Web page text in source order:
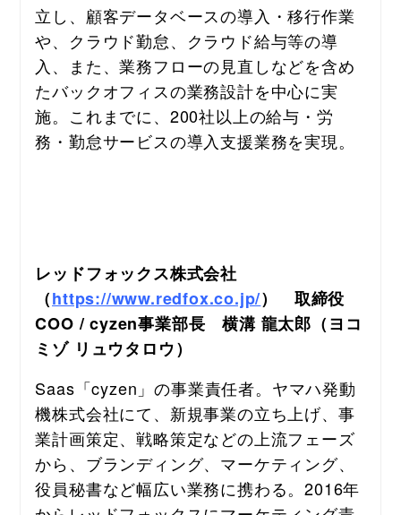
立し、顧客データベースの導入・移行作業
や、クラウド勤怠、クラウド給与等の導
入、また、業務フローの見直しなどを含め
たバックオフィスの業務設計を中心に実
施。これまでに、200社以上の給与・労
務・勤怠サービスの導入支援業務を実現。
レッドフォックス株式会社
（https://www.redfox.co.jp/）　取締役
COO / cyzen事業部長　横溝 龍太郎（ヨコ
ミゾ リュウタロウ）
Saas「cyzen」の事業責任者。ヤマハ発動
機株式会社にて、新規事業の立ち上げ、事
業計画策定、戦略策定などの上流フェーズ
から、ブランディング、マーケティング、
役員秘書など幅広い業務に携わる。2016年